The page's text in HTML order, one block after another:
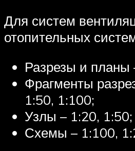
Для систем
отопительных
Разрезы и планы
Фрагменты
1:50, 1:100;
Узлы – 1:20, 1:50;
Схемы – 1:100,